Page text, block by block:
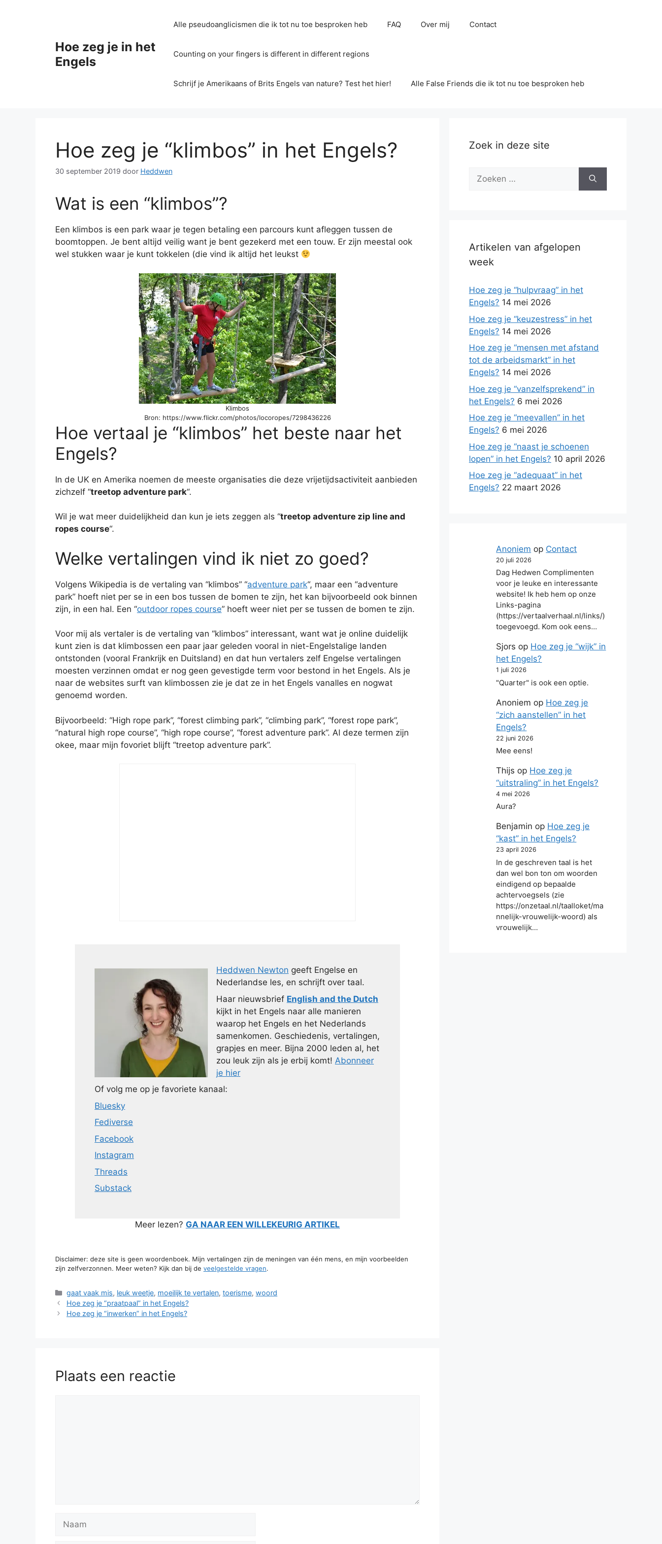
Hoe zeg je in het
Engels
Alle pseudoanglicismen die ik tot nu toe besproken heb FAQ Over mij Contact
Counting on your fingers is different in different regions
Schrijf je Amerikaans of Brits Engels van nature? Test het hier! Alle False Friends die ik tot nu toe besproken heb
Hoe zeg je “klimbos” in het Engels?
30 september 2019 door Heddwen
Wat is een “klimbos”?
Een klimbos is een park waar je tegen betaling een parcours kunt afleggen tussen de
boomtoppen. Je bent altijd veilig want je bent gezekerd met een touw. Er zijn meestal ook
wel stukken waar je kunt tokkelen (die vind ik altijd het leukst
Klimbos
Bron: https://www.flickr.com/photos/locoropes/7298436226
Hoe vertaal je “klimbos” het beste naar het
Engels?
In de UK en Amerika noemen de meeste organisaties die deze vrijetijdsactiviteit aanbieden
zichzelf “treetop adventure park“.
Wil je wat meer duidelijkheid dan kun je iets zeggen als “treetop adventure zip line and
ropes course“.
Welke vertalingen vind ik niet zo goed?
Volgens Wikipedia is de vertaling van “klimbos” “adventure park“, maar een “adventure
park” hoeft niet per se in een bos tussen de bomen te zijn, het kan bijvoorbeeld ook binnen
zijn, in een hal. Een “outdoor ropes course” hoeft weer niet per se tussen de bomen te zijn.
Voor mij als vertaler is de vertaling van “klimbos” interessant, want wat je online duidelijk
kunt zien is dat klimbossen een paar jaar geleden vooral in niet-Engelstalige landen
ontstonden (vooral Frankrijk en Duitsland) en dat hun vertalers zelf Engelse vertalingen
moesten verzinnen omdat er nog geen gevestigde term voor bestond in het Engels. Als je
naar de websites surft van klimbossen zie je dat ze in het Engels vanalles en nogwat
genoemd worden.
Bijvoorbeeld: “High rope park”, “forest climbing park”, “climbing park”, “forest rope park”,
“natural high rope course”, “high rope course”, “forest adventure park”. Al deze termen zijn
okee, maar mijn fovoriet blijft “treetop adventure park”.
Heddwen Newton geeft Engelse en
Nederlandse les, en schrijft over taal.
Haar nieuwsbrief English and the Dutch
kijkt in het Engels naar alle manieren
waarop het Engels en het Nederlands
samenkomen. Geschiedenis, vertalingen,
grapjes en meer. Bijna 2000 leden al, het
zou leuk zijn als je erbij komt! Abonneer
je hier
Of volg me op je favoriete kanaal:
Bluesky
Fediverse
Facebook
Instagram
Threads
Substack
Meer lezen? GA NAAR EEN WILLEKEURIG ARTIKEL
Disclaimer: deze site is geen woordenboek. Mijn vertalingen zijn de meningen van één mens, en mijn voorbeelden
zijn zelfverzonnen. Meer weten? Kijk dan bij de veelgestelde vragen.
Categorieën
gaat vaak mis, leuk weetje, moeilijk te vertalen,toerisme,woord
Hoe zeg je “praatpaal” in het Engels?
Hoe zeg je “inwerken” in het Engels?
Plaats een reactie
Naam
Zoek in deze site
Zoek
Artikelen van afgelopen
week
Hoe zeg je “hulpvraag” in het
Engels? 14 mei 2026
Hoe zeg je “keuzestress” in het
Engels? 14 mei 2026
Hoe zeg je “mensen met afstand
tot de arbeidsmarkt” in het
Engels? 14 mei 2026
Hoe zeg je “vanzelfsprekend” in
het Engels? 6 mei 2026
Hoe zeg je “meevallen” in het
Engels? 6 mei 2026
Hoe zeg je “naast je schoenen
lopen” in het Engels? 10 april 2026
Hoe zeg je “adequaat” in het
Engels? 22 maart 2026
Anoniem op Contact
20 juli 2026
Dag Hedwen Complimenten
voor je leuke en interessante
website! Ik heb hem op onze
Links-pagina
(https://vertaalverhaal.nl/links/)
toegevoegd. Kom ook eens…
Sjors op Hoe zeg je “wijk” in
het Engels?
1 juli 2026
"Quarter" is ook een optie.
Anoniem op Hoe zeg je
“zich aanstellen” in het
Engels?
22 juni 2026
Mee eens!
Thijs op Hoe zeg je
“uitstraling” in het Engels?
4 mei 2026
Aura?
Benjamin op Hoe zeg je
“kast” in het Engels?
23 april 2026
In de geschreven taal is het
dan wel bon ton om woorden
eindigend op bepaalde
achtervoegsels (zie
https://onzetaal.nl/taalloket/ma
nnelijk-vrouwelijk-woord) als
vrouwelijk…